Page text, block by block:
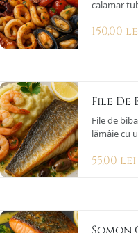
calamar
cogniac
150,00
File De
File de
lămâie cu
55,00 lei